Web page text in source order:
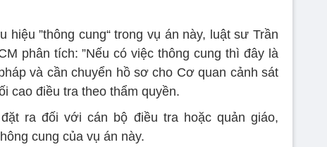
hiệu ”thông cung“ trong vụ án này, luật sư Trần
phân tích: ”Nếu có việc thông cung thì đây là
và cần chuyển hồ sơ cho Cơ quan cảnh sát
cao điều tra theo thẩm quyền.
ra đối với cán bộ điều tra hoặc quản giáo,
cung của vụ án này.